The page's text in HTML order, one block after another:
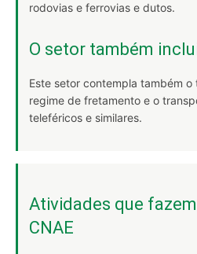
rodovias e ferrovias e dutos.
O setor também
Este setor contempla também
regime de fretamento e o
teleféricos e similares.
Atividades que
CNAE